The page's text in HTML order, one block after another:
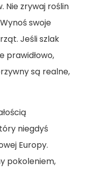
Nie zrywaj roślin
swoje
Jeśli szlak
prawidłowo,
są realne,
niegdyś
Europy.
pokoleniem,